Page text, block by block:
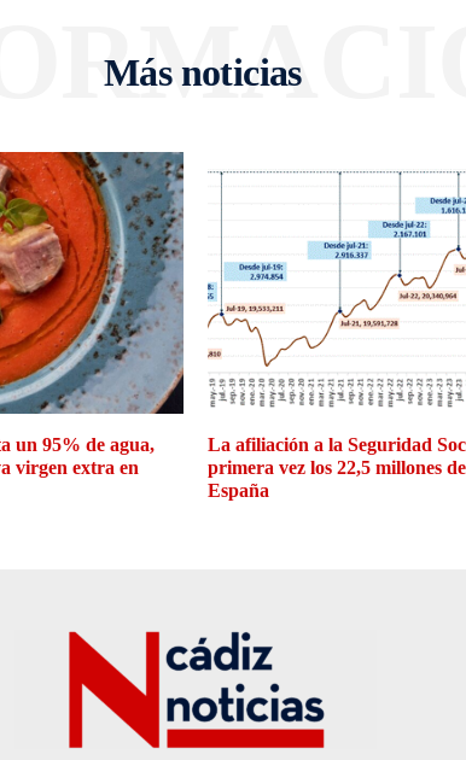
Más noticias
un 95% de agua,
virgen extra en
La afiliación a la Seguridad
primera vez los 22,5 millones
España